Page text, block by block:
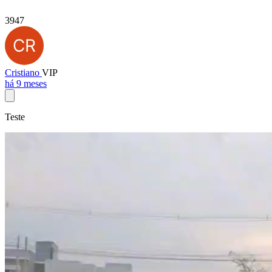
3947
Cristiano VIP
há 9 meses
Teste